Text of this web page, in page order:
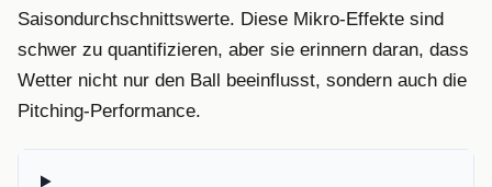
Saisondurchschnittswerte. Diese Mikro-Effekte sind
schwer zu quantifizieren, aber sie erinnern daran, dass
Wetter nicht nur den Ball beeinflusst, sondern auch die
Pitching-Performance.